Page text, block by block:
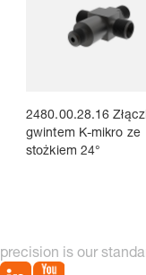
2480.00.28.16
gwintem K-mikro ze
stożkiem 24°
precision is our